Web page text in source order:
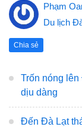
Phạm
Du lịch
Chia sẻ
Trốn nóng
dịu dàng
Đến Đà Lạt